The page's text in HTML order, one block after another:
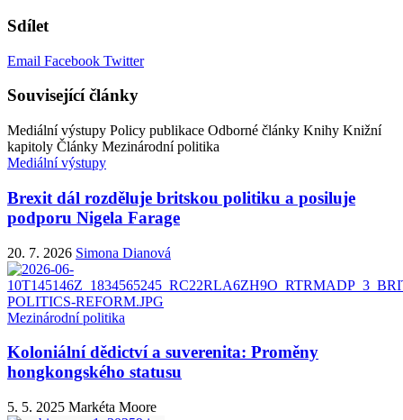
Sdílet
Email Facebook Twitter
Související články
Mediální výstupy Policy publikace Odborné články Knihy Knižní
kapitoly Články Mezinárodní politika
Mediální výstupy
Brexit dál rozděluje britskou politiku a posiluje
podporu Nigela Farage
20. 7. 2026 Simona Dianová
Mezinárodní politika
Koloniální dědictví a suverenita: Proměny
hongkongského statusu
5. 5. 2025 Markéta Moore